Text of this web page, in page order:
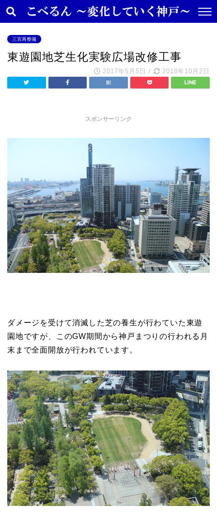
三宮再整備
東遊園地芝生化実験広場改修工事
2017年5月5日 / 2018年10月2日
スポンサーリンク
ダメージを受けて消滅した芝の養生が行わていた東遊
園地ですが、このGW期間から神戸まつりの行われる月
末まで全面開放が行われています。